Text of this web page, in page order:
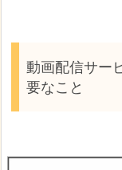
動画配信サー
要なこと